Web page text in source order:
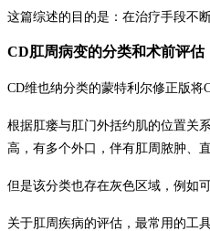
这篇综述的目的是：在治疗手段不
CD肛周病变的分类和术前评估
CD维也纳分类的蒙特利尔修正版将
根据肛瘘与肛门外括约肌的位置关
高，有多个外口，伴有肛周脓肿、
但是该分类也存在灰色区域，例如
关于肛周疾病的评估，最常用的工